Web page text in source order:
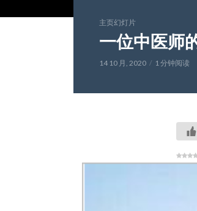
主页幻灯片
一位中医师
14 10 月, 2020 1 分钟阅读